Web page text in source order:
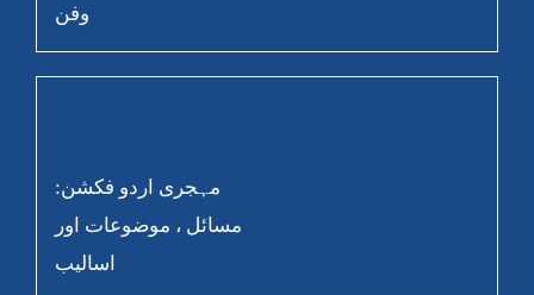
وفن
مہجری اردو فکشن:
مسائل ، موضوعات اور
اسالیب